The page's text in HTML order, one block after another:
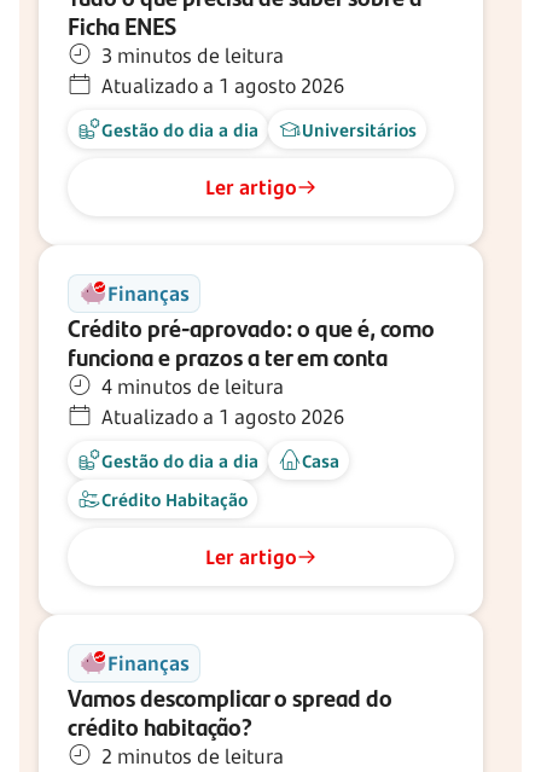
Ficha ENES
3 minutos de leitura
Atualizado a 1 agosto 2026
Gestão do dia a dia Universitários
Ler artigo
Finanças
Crédito pré-aprovado:o que é, como
funciona e prazos a ter em conta
4 minutos de leitura
Atualizado a 1 agosto 2026
Gestão do dia a dia
Casa
Crédito Habitação
Ler artigo
Finanças
Vamos descomplicar o spread do
crédito habitação?
2 minutos de leitura